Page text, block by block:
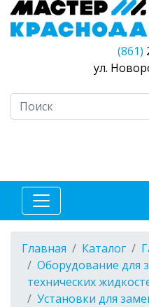
(861)
ул.
Главная Каталог
Оборудование для
технических
Установки для